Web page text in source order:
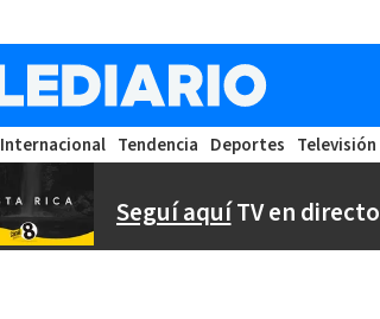
Internacional Tendencia Deportes Televisión
Seguí aquíTV en directo